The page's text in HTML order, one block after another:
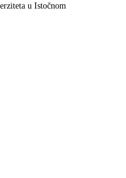
u Istočnom